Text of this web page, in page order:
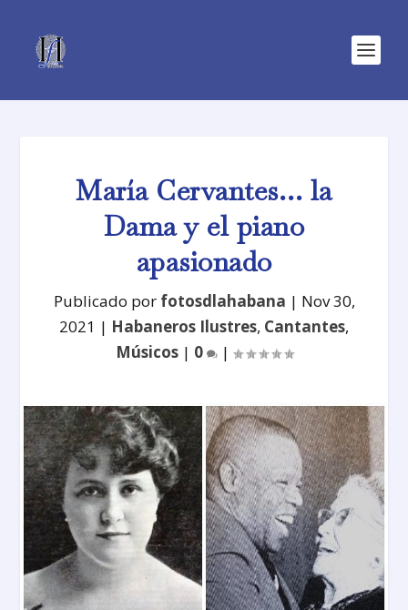
María Cervantes… la
Dama y el piano
apasionado
Publicado por fotosdlahabana | Nov 30,
2021 | Habaneros Ilustres, Cantantes,
Músicos| 0 |